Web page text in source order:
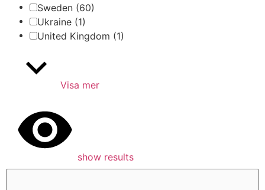
Sweden (60)
Ukraine (1)
United Kingdom (1)
Visa mer
show results